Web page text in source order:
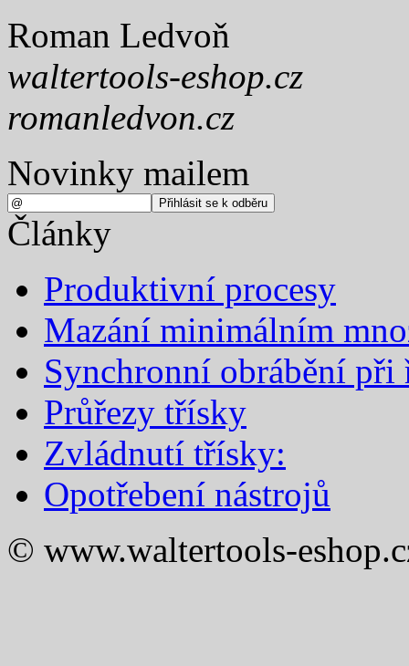
Roman Ledvoň
waltertools-eshop.cz
romanledvon.cz
Novinky mailem
Články
Produktivní procesy
Mazání minimálním
Synchronní obrábění při
Průřezy třísky
Zvládnutí třísky:
Opotřebení nástrojů
© www.waltertools-